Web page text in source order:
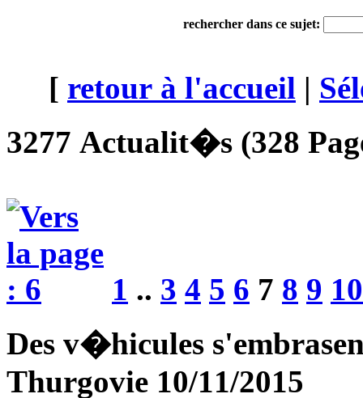
rechercher dans ce sujet:
[ retour à l'accueil |
3277 Actualit�s (328
1 .. 3 4 5 6 7 8 9 10
Des v�hicules
Thurgovie 10/11/2015